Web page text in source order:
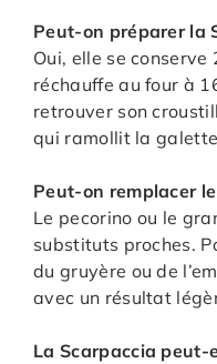
Peut-on préparer la
Oui, elle se
réchauffe au four à
retrouver son
qui ramollit la
Peut-on remplacer
Le pecorino ou le
substituts proches.
du gruyère ou de
avec un résultat
La Scarpaccia peut-